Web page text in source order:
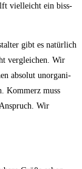
viel­leicht ein biss­
gibt es natür­lich
ver­glei­chen. Wir
abso­lut unor­ga­ni­
Kom­merz muss
Wir